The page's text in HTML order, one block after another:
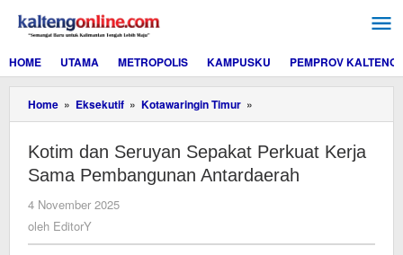
konten
HOME
UTAMA METROPOLIS KAMPUSKU PEMPROV KALTENG
Home » Eksekutif » Kotawaringin Timur »
dan
Sepakat
Perkuat
Kerja
Kotim dan Seruyan Sepakat Perkuat Kerja
Sama Pembangunan Antardaerah
4 November 2025
oleh EditorY